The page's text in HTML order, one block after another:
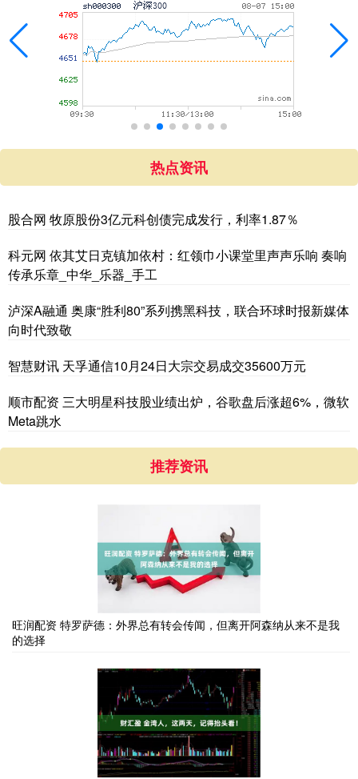
热点资讯
股合网 牧原股份3亿元科创债完成发行，利率1.87％
科元网 依其艾日克镇加依村：红领巾小课堂里声声乐响 奏响
传承乐章_中华_乐器_手工
泸深A融通 奥康“胜利80”系列携黑科技，联合环球时报新媒体
向时代致敬
智慧财讯 天孚通信10月24日大宗交易成交35600万元
顺市配资 三大明星科技股业绩出炉，谷歌盘后涨超6%，微软
Meta跳水
推荐资讯
旺润配资 特罗萨德：外界总有转会传闻，但离开阿森纳从来不是我
的选择